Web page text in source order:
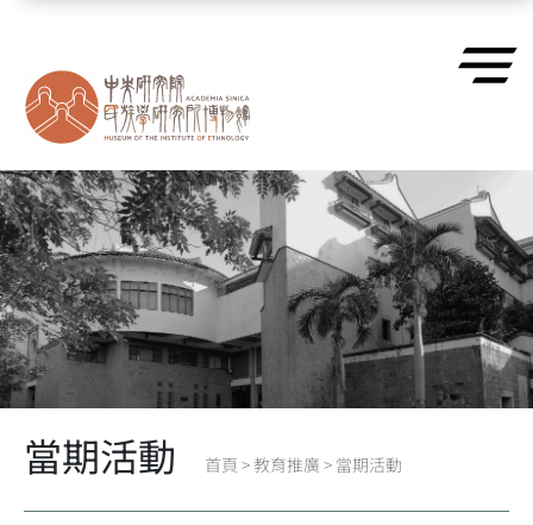
當期活動 首頁 >教育推廣 > 當期活動